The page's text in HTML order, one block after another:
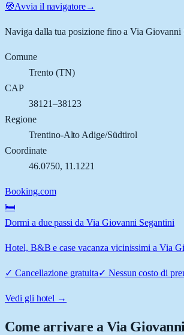
🧭Avvia il navigatore→
Naviga dalla tua posizione fino aVia Giovanni
Comune
Trento(TN)
CAP
38121–38123
Regione
Trentino-Alto Adige/Südtirol
Coordinate
46.0750, 11.1221
Booking.com
🛏️
Dormi a due passi da Via Giovanni Segantini
Hotel, B&B e case vacanza vicinissimi a Via
✓ Cancellazione gratuita✓ Nessun costo di
Vedi gli hotel →
Come arrivare aVia